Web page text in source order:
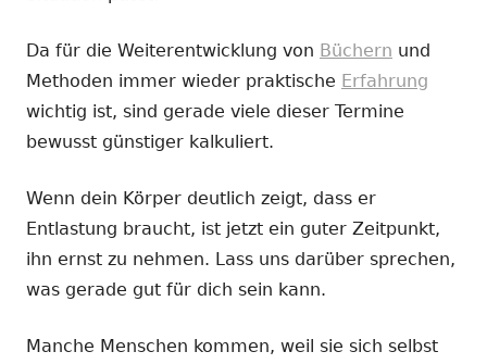
Da für die Weiterentwicklung von Büchern und
Methoden immer wieder praktische Erfahrung
wichtig ist, sind gerade viele dieser Termine
bewusst günstiger kalkuliert.
Wenn dein Körper deutlich zeigt, dass er
Entlastung braucht, ist jetzt ein guter Zeitpunkt,
ihn ernst zu nehmen. Lass uns darüber sprechen,
was gerade gut für dich sein kann.
Manche Menschen kommen, weil sie sich selbst